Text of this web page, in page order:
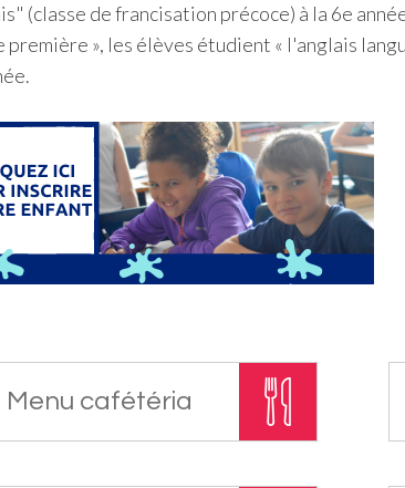
(classe de francisation précoce) à la 6e
première », les élèves étudient « l'anglais
Menu cafétéria